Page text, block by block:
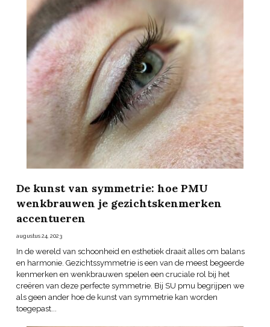
De kunst van symmetrie: hoe PMU
wenkbrauwen je gezichtskenmerken
accentueren
augustus 24, 2023
In de wereld van schoonheid en esthetiek draait alles om balans
en harmonie. Gezichtssymmetrie is een van de meest begeerde
kenmerken en wenkbrauwen spelen een cruciale rol bij het
creëren van deze perfecte symmetrie. Bij SU pmu begrijpen we
als geen ander hoe de kunst van symmetrie kan worden
toegepast...